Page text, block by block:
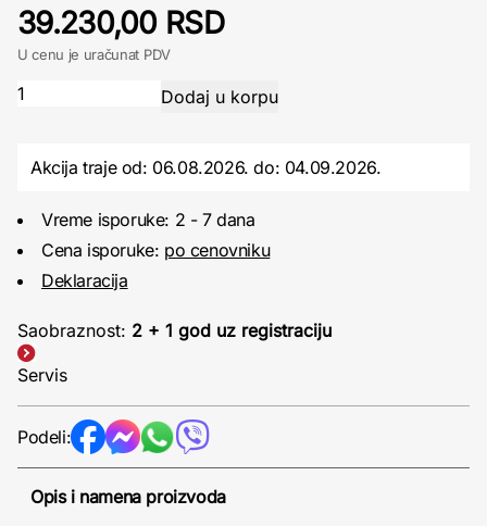
39.230,00 RSD
U cenu je uračunat PDV
Akcija traje od: 06.08.2026.do: 04.09.2026.
Vreme isporuke: 2 - 7 dana
Cena isporuke: po cenovniku
Deklaracija
Saobraznost: 2 + 1 god uz registraciju
Servis
Podeli:
Opis i namena proizvoda